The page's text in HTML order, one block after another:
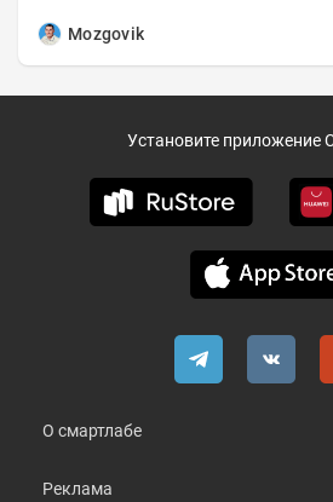
Mozgovik
Установите приложение
О смартлабе
Реклама